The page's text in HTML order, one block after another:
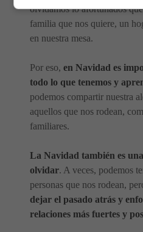
olvidamos lo afortunados
familia que nos quiere, un
en nuestra mesa.
Por eso, en Navidad es
todo lo que tenemos y
podemos compartir nuestra
aquellos que nos rodean,
familiares.
La Navidad también es
olvidar. A veces, podemos
personas que nos rodean,
dejar el pasado atrás y
relaciones más fuertes y